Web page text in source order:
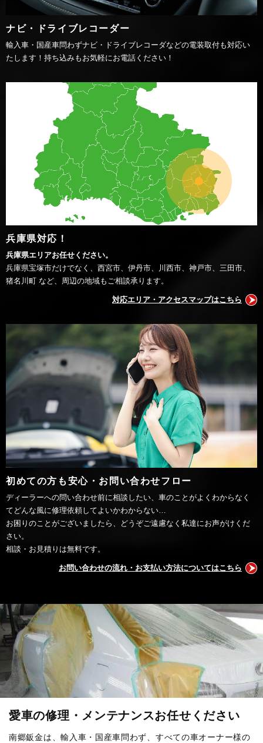
ナビ・ドライブレコーダー
輸入車・国産車問わずナビ・ドライブレコーダなどの電装取付も対応い
たします！持ち込みもお気軽にお電話ください！
兵庫県対応！
兵庫県エリアお任せください。
兵庫県宝塚市だけでなく、西宮市、伊丹市、川西市、神戸市、三田市、
猪名川町 など、周辺の地域もご相談承ります。
対応エリア・アクセスマップはこちら
初めての方も安心・お問い合わせフロー
ディーラーへの問い合わせ前に相談したい、車のことがよくわからなく
てどんな風に修理依頼してよいかわからない…
お困りのことがございましたら、どうぞご遠慮なく私達にお声がけくだ
さい。
相談・お見積りは無料です。
お問い合わせの流れ・お支払い方法についてはこちら
愛車の修理・メンテナンスお任せください
南郷鈑金は、輸入車・国産車問わず、すべての車オーナー様の